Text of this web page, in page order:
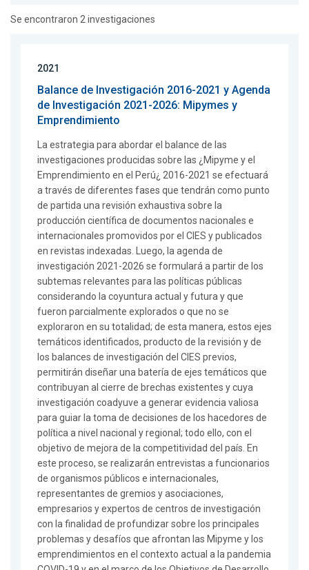
Se encontraron 2 investigaciones
2021
Balance de Investigación 2016-2021 y Agenda
de Investigación 2021-2026: Mipymes y
Emprendimiento
La estrategia para abordar el balance de las
investigaciones producidas sobre las ¿Mipyme y el
Emprendimiento en el Perú¿ 2016-2021 se efectuará
a través de diferentes fases que tendrán como punto
de partida una revisión exhaustiva sobre la
producción científica de documentos nacionales e
internacionales promovidos por el CIES y publicados
en revistas indexadas. Luego, la agenda de
investigación 2021-2026 se formulará a partir de los
subtemas relevantes para las políticas públicas
considerando la coyuntura actual y futura y que
fueron parcialmente explorados o que no se
exploraron en su totalidad; de esta manera, estos ejes
temáticos identificados, producto de la revisión y de
los balances de investigación del CIES previos,
permitirán diseñar una batería de ejes temáticos que
contribuyan al cierre de brechas existentes y cuya
investigación coadyuve a generar evidencia valiosa
para guiar la toma de decisiones de los hacedores de
política a nivel nacional y regional; todo ello, con el
objetivo de mejora de la competitividad del país. En
este proceso, se realizarán entrevistas a funcionarios
de organismos públicos e internacionales,
representantes de gremios y asociaciones,
empresarios y expertos de centros de investigación
con la finalidad de profundizar sobre los principales
problemas y desafíos que afrontan las Mipyme y los
emprendimientos en el contexto actual a la pandemia